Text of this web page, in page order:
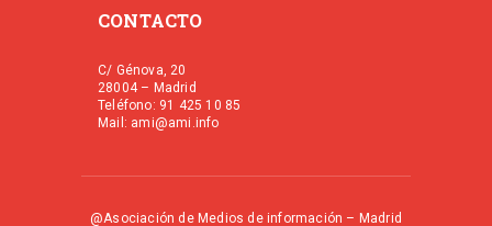
CONTACTO
C/ Génova, 20
28004 – Madrid
Teléfono: 91 425 10 85
Mail: ami@ami.info
@Asociación de Medios de información – Madrid